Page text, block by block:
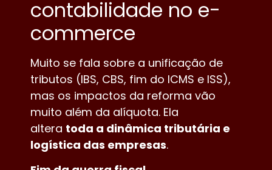
contabilidade no e-
commerce
Muito se fala sobre a unificação de
tributos (IBS, CBS, fim do ICMS e ISS),
mas os impactos da reforma vão
muito além da alíquota. Ela
altera toda a dinâmica tributária e
logística das empresas.